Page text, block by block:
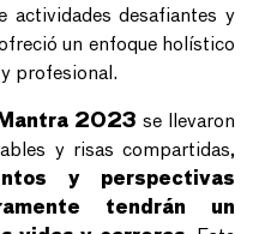
actividades desafiantes y
un enfoque holístico
profesional.
2023 se llevaron
y risas compartidas,
y perspectivas
tendrán un